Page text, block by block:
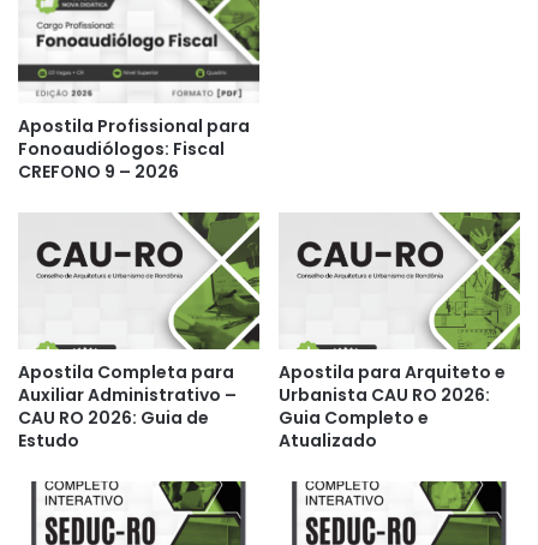
Apostila Profissional para
Fonoaudiólogos: Fiscal
CREFONO 9 – 2026
Apostila Completa para
Auxiliar Administrativo –
CAU RO 2026: Guia de
Estudo
Apostila para Arquiteto e
Urbanista CAU RO 2026:
Guia Completo e
Atualizado